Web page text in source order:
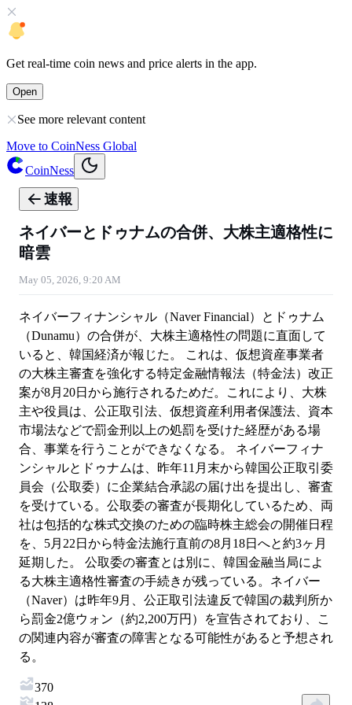
Get real-time coin news and price alerts in the app.
Open
See more relevant content
Move to CoinNess Global
CoinNess
速報
ネイバーとドゥナムの合併、大株主適格性に
暗雲
May 05, 2026, 9:20 AM
ネイバーフィナンシャル（Naver Financial）とドゥナム
（Dunamu）の合併が、大株主適格性の問題に直面して
いると、韓国経済が報じた。 これは、仮想資産事業者
の大株主審査を強化する特定金融情報法（特金法）改正
案が8月20日から施行されるためだ。これにより、大株
主や役員は、公正取引法、仮想資産利用者保護法、資本
市場法などで罰金刑以上の処罰を受けた経歴がある場
合、事業を行うことができなくなる。 ネイバーフィナ
ンシャルとドゥナムは、昨年11月末から韓国公正取引委
員会（公取委）に企業結合承認の届け出を提出し、審査
を受けている。公取委の審査が長期化しているため、両
社は包括的な株式交換のための臨時株主総会の開催日程
を、5月22日から特金法施行直前の8月18日へと約3ヶ月
延期した。 公取委の審査とは別に、韓国金融当局によ
る大株主適格性審査の手続きが残っている。ネイバー
（Naver）は昨年9月、公正取引法違反で韓国の裁判所か
ら罰金2億ウォン（約2,200万円）を宣告されており、こ
の関連内容が審査の障害となる可能性があると予想され
る。
370